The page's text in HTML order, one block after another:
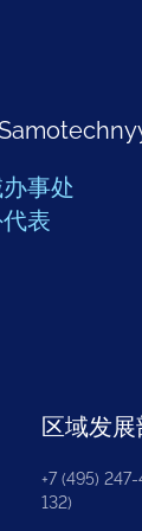
事处
表
区域发展
+7 (495) 247-
132)